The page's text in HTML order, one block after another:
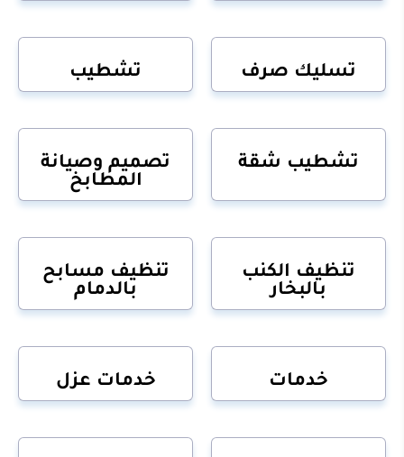
تسليك صرف تشطيب
تشطيب شقة
تصميم وصيانة
المطابخ
تنظيف الكنب
بالبخار
تنظيف مسابح
بالدمام
خدمات خدمات عزل